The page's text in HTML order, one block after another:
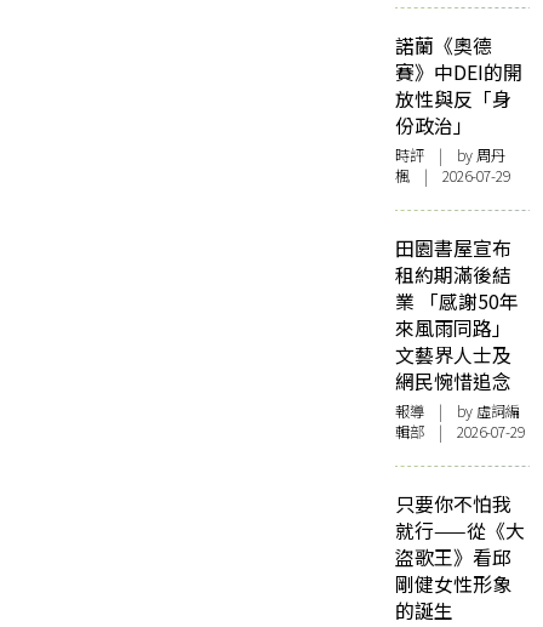
諾蘭《奧德
賽》中DEI的開
放性與反「身
份政治」
時評 | by周丹
楓 | 2026-07-29
田園書屋宣布
租約期滿後結
業 「感謝50年
來風雨同路」
文藝界人士及
網民惋惜追念
報導 | by 虛詞編
輯部 | 2026-07-29
只要你不怕我
就行——從《大
盜歌王》看邱
剛健女性形象
的誕生